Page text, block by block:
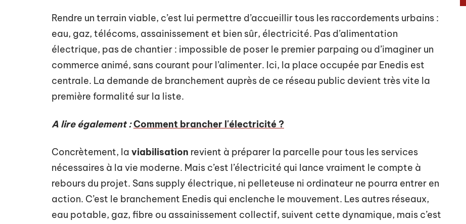
Rendre un terrain viable, c’est lui permettre d’accueillir tous les raccordements urbains :
eau, gaz, télécoms, assainissement et bien sûr, électricité. Pas d’alimentation
électrique, pas de chantier : impossible de poser le premier parpaing ou d’imaginer un
commerce animé, sans courant pour l’alimenter. Ici, la place occupée par Enedis est
centrale. La demande de branchement auprès de ce réseau public devient très vite la
première formalité sur la liste.
A lire également :Comment brancher l'électricité ?
Concrètement, la viabilisation revient à préparer la parcelle pour tous les services
nécessaires à la vie moderne. Mais c’est l’électricité qui lance vraiment le compte à
rebours du projet. Sans supply électrique, ni pelleteuse ni ordinateur ne pourra entrer en
action. C’est le branchement Enedis qui enclenche le mouvement. Les autres réseaux,
eau potable, gaz, fibre ou assainissement collectif, suivent cette dynamique, mais c’est